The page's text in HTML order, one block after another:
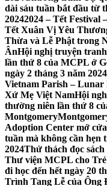
dài sáu tuần bắt đầu từ
20242024 – Tết Festival
Tết Xuân Vị Yêu
Thừa và Lễ Phật trong
ÂnHội nghị truyện
lần thứ 8 của MCPL ở
ngày 2 tháng 3 năm 2024
Vietnam Parish – Lunar
Xứ Mẹ Việt NamHội
thường niên lần thứ 8
Montgomery
Adoption Center mở
tuần mà không cần hẹn
2024Thử thách đọc
Thư viện MCPL cho
đi học đến hết ngày 20
Trình Tang Lễ của